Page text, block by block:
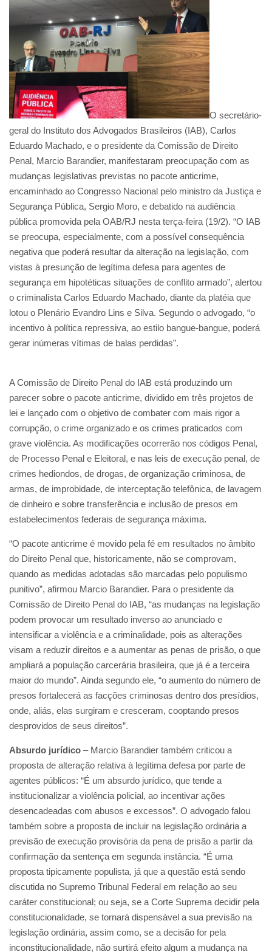
O secretário-
geral do Instituto dos Advogados Brasileiros (IAB), Carlos
Eduardo Machado, e o presidente da Comissão de Direito
Penal, Marcio Barandier, manifestaram preocupação com as
mudanças legislativas previstas no pacote anticrime,
encaminhado ao Congresso Nacional pelo ministro da Justiça e
Segurança Pública, Sergio Moro, e debatido na audiência
pública promovida pela OAB/RJ nesta terça-feira (19/2). “O IAB
se preocupa, especialmente, com a possível consequência
negativa que poderá resultar da alteração na legislação, com
vistas à presunção de legítima defesa para agentes de
segurança em hipotéticas situações de conflito armado”, alertou
o criminalista Carlos Eduardo Machado, diante da platéia que
lotou o Plenário Evandro Lins e Silva. Segundo o advogado, “o
incentivo à política repressiva, ao estilo bangue-bangue, poderá
gerar inúmeras vítimas de balas perdidas”.
A Comissão de Direito Penal do IAB está produzindo um
parecer sobre o pacote anticrime, dividido em três projetos de
lei e lançado com o objetivo de combater com mais rigor a
corrupção, o crime organizado e os crimes praticados com
grave violência. As modificações ocorrerão nos códigos Penal,
de Processo Penal e Eleitoral, e nas leis de execução penal, de
crimes hediondos, de drogas, de organização criminosa, de
armas, de improbidade, de interceptação telefônica, de lavagem
de dinheiro e sobre transferência e inclusão de presos em
estabelecimentos federais de segurança máxima.
“O pacote anticrime é movido pela fé em resultados no âmbito
do Direito Penal que, historicamente, não se comprovam,
quando as medidas adotadas são marcadas pelo populismo
punitivo”, afirmou Marcio Barandier. Para o presidente da
Comissão de Direito Penal do IAB, “as mudanças na legislação
podem provocar um resultado inverso ao anunciado e
intensificar a violência e a criminalidade, pois as alterações
visam a reduzir direitos e a aumentar as penas de prisão, o que
ampliará a população carcerária brasileira, que já é a terceira
maior do mundo”. Ainda segundo ele, “o aumento do número de
presos fortalecerá as facções criminosas dentro dos presídios,
onde, aliás, elas surgiram e cresceram, cooptando presos
desprovidos de seus direitos”.
Absurdo jurídico – Marcio Barandier também criticou a
proposta de alteração relativa à legítima defesa por parte de
agentes públicos: “É um absurdo jurídico, que tende a
institucionalizar a violência policial, ao incentivar ações
desencadeadas com abusos e excessos”. O advogado falou
também sobre a proposta de incluir na legislação ordinária a
previsão de execução provisória da pena de prisão a partir da
confirmação da sentença em segunda instância. “É uma
proposta tipicamente populista, já que a questão está sendo
discutida no Supremo Tribunal Federal em relação ao seu
caráter constitucional; ou seja, se a Corte Suprema decidir pela
constitucionalidade, se tornará dispensável a sua previsão na
legislação ordinária, assim como, se a decisão for pela
inconstitucionalidade, não surtirá efeito algum a mudança na